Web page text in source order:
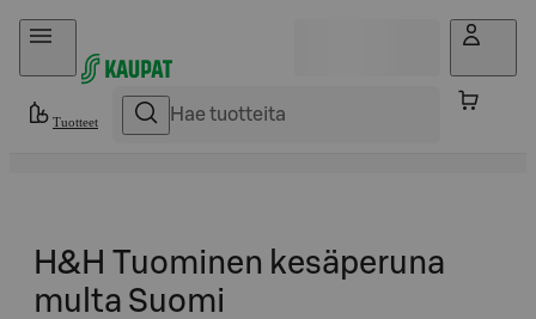
Hyppää sisältöön
Tuotteet
H&H Tuominen kesäperuna
multa Suomi